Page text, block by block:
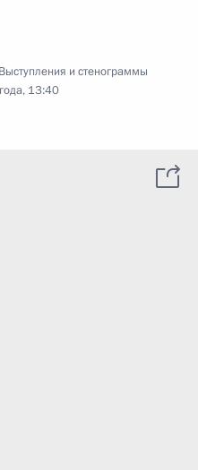
Выступления и стенограммы
13:40